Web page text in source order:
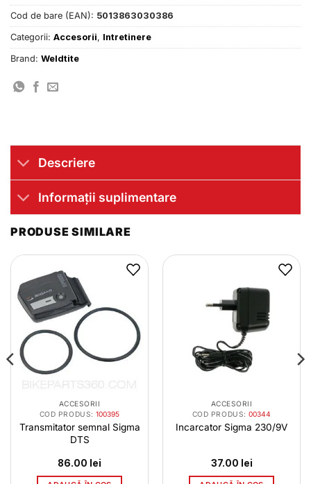
Cod de bare (EAN): 5013863030386
Categorii: Accesorii, Intretinere
Brand: Weldtite
Descriere
Informații suplimentare
PRODUSE SIMILARE
ACCESORII
COD PRODUS:100395
Transmitator semnal Sigma
DTS
86.00 lei
ACCESORII
COD PRODUS:00344
Incarcator Sigma 230/9V
37.00 lei